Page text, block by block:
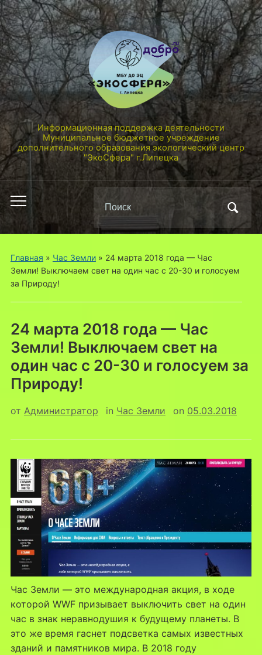
Информационная поддержка деятельности
Муниципальное бюджетное учреждение
дополнительного образования экологический центр
"ЭкоСфера" г.Липецка
Переключить
мобильное
меню
Поиск
по:
Главная » Час Земли» 24 марта 2018 года — Час
Земли! Выключаем свет на один час с 20-30 и голосуем
за Природу!
24 марта 2018 года — Час
Земли! Выключаем свет на
один час с 20-30 и голосуем за
Природу!
от Администратор in Час Земли on 05.03.2018
Час Земли — это международная акция, в ходе
которой WWF призывает выключить свет на один
час в знак неравнодушия к будущему планеты. В
это же время гаснет подсветка самых известных
зданий и памятников мира. В 2018 году